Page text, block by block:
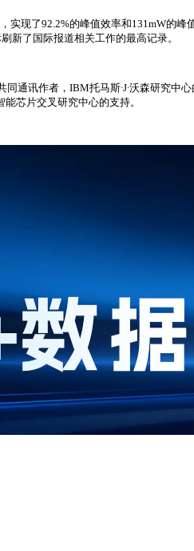
现了92.2%的峰值效率和131mW的
新了国际报道相关工作的最高记录。
通讯作者，IBM托马斯∙J∙沃森研究
芯片交叉研究中心的支持。